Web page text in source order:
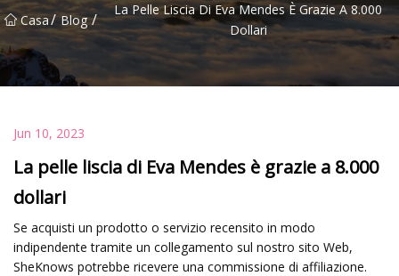
Casa/ Blog /
La Pelle Liscia Di Eva Mendes È Grazie A 8.000
Dollari
Jun 10, 2023
La pelle liscia di Eva Mendes è grazie a 8.000
dollari
Se acquisti un prodotto o servizio recensito in modo
indipendente tramite un collegamento sul nostro sito Web,
SheKnows potrebbe ricevere una commissione di affiliazione.